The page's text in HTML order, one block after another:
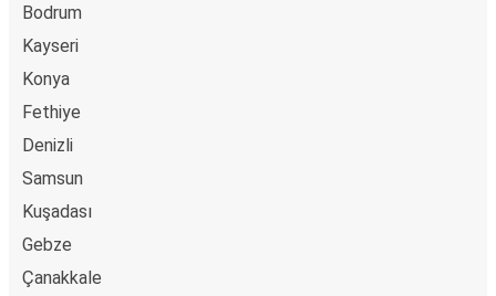
Bodrum
Kayseri
Konya
Fethiye
Denizli
Samsun
Kuşadası
Gebze
Çanakkale